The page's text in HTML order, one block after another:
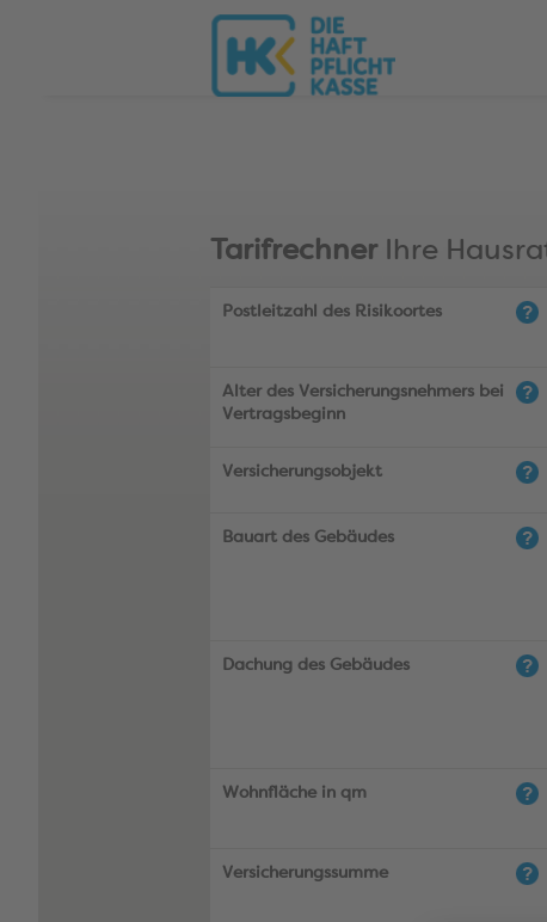
Tarifrechner Ihre
Postleitzahl des Risikoortes
Alter des Versicherungsnehmers bei
Vertragsbeginn
Versicherungsobjekt
Bauart des Gebäudes
Dachung des Gebäudes
Wohnfläche in qm
Versicherungssumme